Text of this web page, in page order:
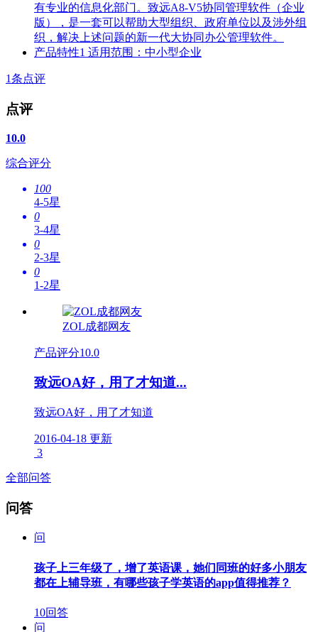
有专业的信息化部门。致远A8-V5协同管理软件（企业
版），是一套可以帮助大型组织、政府单位以及涉外组
织，解决上述问题的新一代大协同办公管理软件。
产品特性1 适用范围：中小型企业
1条点评
点评
10.0
综合评分
100
4-5星
0
3-4星
0
2-3星
0
1-2星
ZOL成都网友
产品评分10.0
致远OA好，用了才知道...
致远OA好，用了才知道
2016-04-18 更新
3
全部问答
问答
问
孩子上三年级了，增了英语课，她们同班的好多小朋友
都在上辅导班，有哪些孩子学英语的app值得推荐？
10回答
问